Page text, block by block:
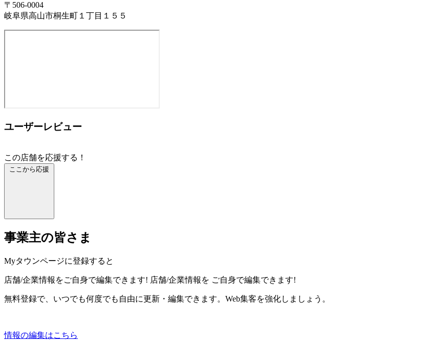
〒506-0004
岐阜県高山市桐生町１丁目１５５
ユーザーレビュー
この店舗を応援する！
ここから応援
事業主の皆さま
Myタウンページに登録すると
店舗/企業情報をご自身で編集できます! 店舗/企業情報を ご自身で編集できます!
無料登録で、いつでも何度でも自由に更新・編集できます。Web集客を強化しましょう。
情報の編集はこちら